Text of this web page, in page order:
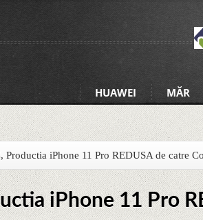
HUAWEI MĂR
Productia iPhone 11 Pro REDUSA de catre
iPhone 11 Pro